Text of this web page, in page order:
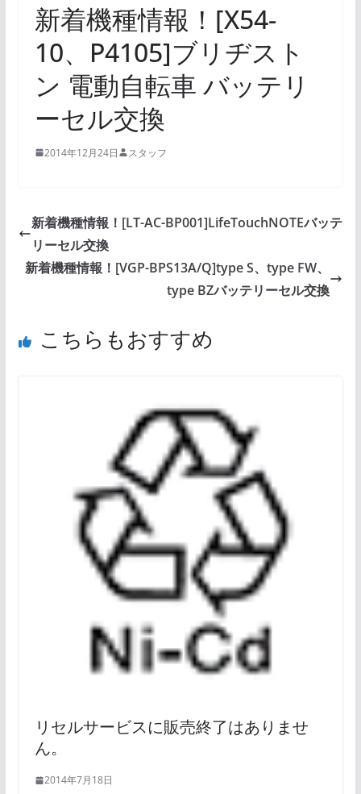
新着機種情報！[X54-
10、P4105]ブリヂスト
ン 電動自転車 バッテリ
ーセル交換
2014年12月24日 スタッフ
新着機種情報！[LT-AC-BP001]LifeTouchNOTEバッテ
リーセル交換
新着機種情報！[VGP-BPS13A/Q]type S、type FW、
type BZバッテリーセル交換
こちらもおすすめ
リセルサービスに販売終了はありませ
ん。
2014年7月18日